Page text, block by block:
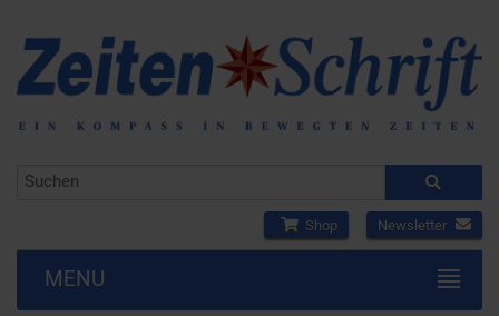
Shop Newsletter
MENU